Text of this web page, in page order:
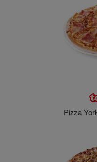
Pizza